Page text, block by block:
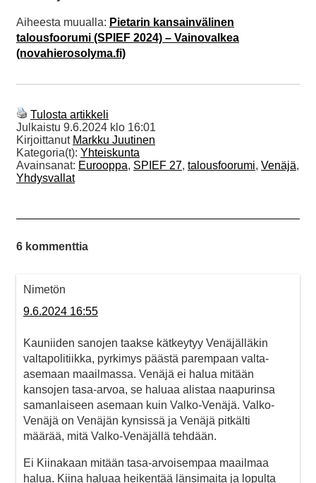
Aiheesta muualla: Pietarin kansainvälinen
talousfoorumi (SPIEF 2024) – Vainovalkea
(novahierosolyma.fi)
Tulosta artikkeli
Julkaistu 9.6.2024 klo 16:01
Kirjoittanut Markku Juutinen
Kategoria(t): Yhteiskunta
Avainsanat: Eurooppa, SPIEF 27, talousfoorumi, Venäjä,
Yhdysvallat
6 kommenttia
Nimetön
9.6.2024 16:55
Kauniiden sanojen taakse kätkeytyy Venäjälläkin
valtapolitiikka, pyrkimys päästä parempaan valta-
asemaan maailmassa. Venäjä ei halua mitään
kansojen tasa-arvoa, se haluaa alistaa naapurinsa
samanlaiseen asemaan kuin Valko-Venäjä. Valko-
Venäjä on Venäjän kynsissä ja Venäjä pitkälti
määrää, mitä Valko-Venäjällä tehdään.
Ei Kiinakaan mitään tasa-arvoisempaa maailmaa
halua. Kiina haluaa heikentää länsimaita ja lopulta